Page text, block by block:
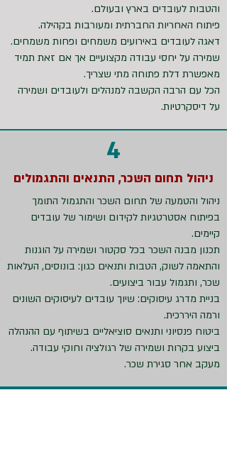
והטבות לעובדים בארץ ובעולם.
​פיתוח האחריות החברתית ומעורבות בקהילה.
דאגה לעובדים באירועים משמחים ופחות משמחים.
שמירה על יחסי עבודה מקצועיים אך אם זאת תמיד
מאפשרת דלת פתוחה מתי שצריך.
הכל עם הרבה הקשבה למנהלים ולעובדים ושמירה
על דיסקרטיות.
4
ניהול תחום השכר, התנאים והתגמולים
ניהול והטמעה של תחום השכר והתגמול התומך
בפיתוח אסטרטגיות לקידום ושימור של עובדים
קיימים.
תכנון מבנה השכר בכל סקטור ושמירה על הוגנות
והתאמה לשוק, הטבות ותנאים כגון: בונוסים, העלאות
שכר, ותגמול עבור ביצועים.
בניית מדרג עיסוקים: שיוך עובדים לעיסוקים השונים
ורמה היררכית.
ביטוח פנסיוני ותנאים סוציאליים בשיתוף עם ההנהלה
ביצוע בקרות ושמירה של רגולציה וחוקי עבודה.
מעקב אחר סגירת שכר.